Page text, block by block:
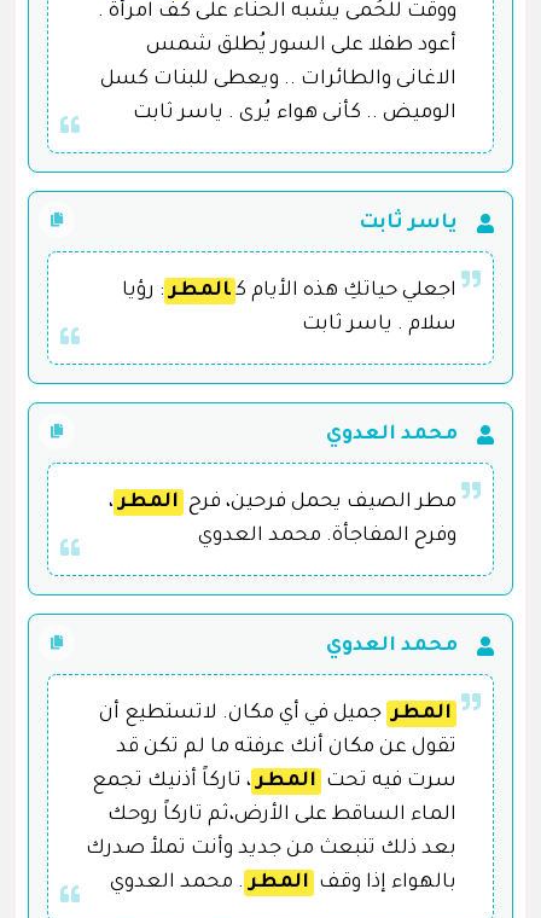
ووقت للحُمى يشبه الحناء على كف امرأة .
أعود طفلا على السور يُطلق شمس
الاغانى والطائرات .. ويعطى للبنات كسل
الوميض .. كأنى هواء يُرى . ياسر ثابت
ياسر ثابت
اجعلي حياتكِ هذه الأيام ك المطر : رؤيا
سلام . ياسر ثابت
محمد العدوي
مطر الصيف يحمل فرحين، فرح المطر ،
وفرح المفاجأة. محمد العدوي
محمد العدوي
المطر جميل في أي مكان. لاتستطيع أن
تقول عن مكان أنك عرفته ما لم تكن قد
سرت فيه تحت المطر ، تاركاً أذنيك تجمع
الماء الساقط على الأرض،ثم تاركاً روحك
بعد ذلك تنبعث من جديد وأنت تملأ صدرك
بالهواء إذا وقف المطر . محمد العدوي